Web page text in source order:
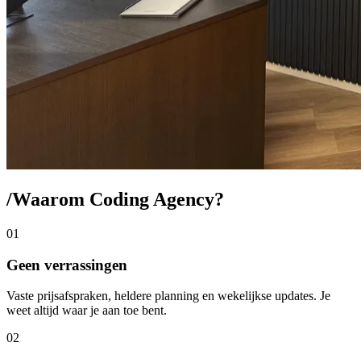
/Waarom Coding Agency?
01
Geen verrassingen
Vaste prijsafspraken, heldere planning en wekelijkse updates. Je
weet altijd waar je aan toe bent.
02